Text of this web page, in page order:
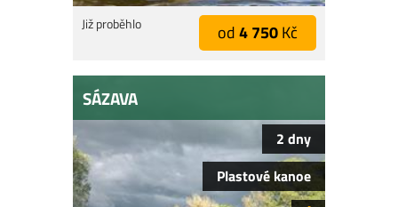
Již proběhlo od4 750Kč
SÁZAVA
2 dny
Plastové kanoe